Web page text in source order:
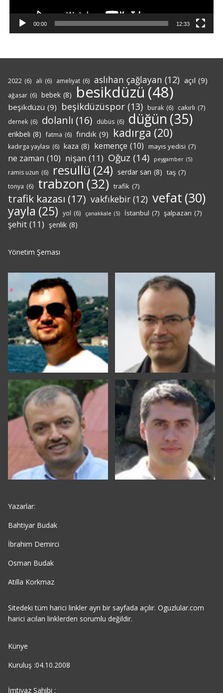
00:00 12:33
2022 (6) ali (6) ameliyat (6) aslıhan çağlayan (12) açıl (9)
ağasar (6) bebek (8) besikdüzü(48)
beşikdüzü (9) beşikdüzüspor (13) burak (6) cakırlı (7)
dernek (6) dolanlı (16) dübüs (6) düğün (35)
erikbeli (8) fatma (6) fındık (9) kadırga (20)
kadırga yaylası (6) kaza (8) kemençe (10) mayıs yedisi (7)
ne zaman (10) nişan (11) Oğuz (14) peygamber (5)
ramis uzun (6) resullü (24) serdar sarı (8) taş (7)
tonya (6) trabzon (32) trafik (7)
trafik kazası (17) vakfıkebir (12) vefat (30)
yayla (25) yol (6) çanakkale (5) İstanbul (7) şalpazarı (7)
şehit (11) şenlik (8)
Yönetim Şeması
Yazarlar:
Bahtiyar Budak
İbrahim Demirci
Osman Budak
Atilla Korkmaz
Sitedeki tüm harici linkler ayrı bir sayfada açılır. Oguzlular.com
harici acılan linklerden sorumlu değildir.
Künye
Kuruluş :04.10.2008
İmtiyaz Sahibi :